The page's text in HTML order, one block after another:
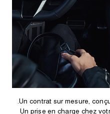
Un contrat sur mesure,
Un prise en charge chez